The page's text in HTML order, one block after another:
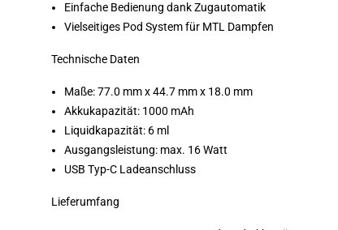
Einfache Bedienung dank Zugautomatik
Vielseitiges Pod System für MTL Dampfen
Technische Daten
Maße: 77.0 mm x 44.7 mm x 18.0 mm
Akkukapazität: 1000 mAh
Liquidkapazität: 6 ml
Ausgangsleistung: max. 16 Watt
USB Typ-C Ladeanschluss
Lieferumfang